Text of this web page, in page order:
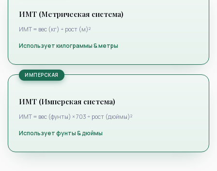
ИМТ (Метрическая система)
ИМТ = вес (кг) ÷ рост (м)²
Использует килограммы & метры
ИМПЕРСКАЯ
ИМТ (Имперская система)
ИМТ = вес (фунты) × 703 ÷ рост (дюймы)²
Использует фунты & дюймы